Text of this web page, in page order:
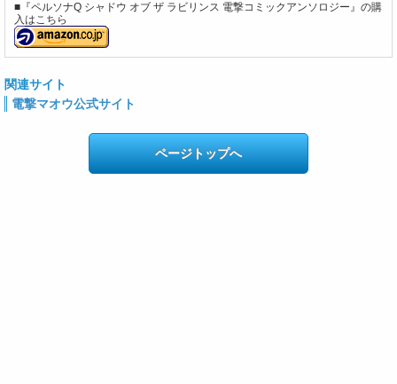
■『ペルソナQ シャドウ オブ ザ ラビリンス 電撃コミックアンソロジー』の購
入はこちら
関連サイト
電撃マオウ公式サイト
ページトップへ